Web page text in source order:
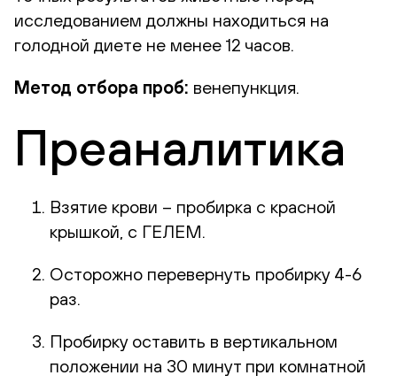
исследованием должны находиться на
голодной диете не менее 12 часов.
Метод отбора проб: венепункция.
Преаналитика
Взятие крови – пробирка с красной
крышкой, с ГЕЛЕМ.
Осторожно перевернуть пробирку 4-6
раз.
Пробирку оставить в вертикальном
положении на 30 минут при комнатной